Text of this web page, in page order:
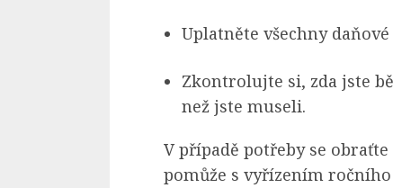
Uplatněte všechny
Zkontrolujte si, zda jste
než jste museli.
V případě potřeby se
pomůže s vyřízením